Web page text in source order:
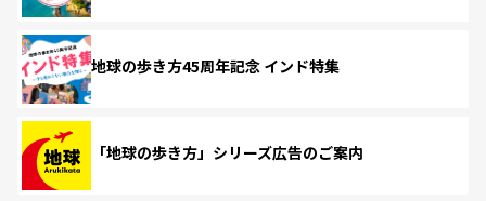
地球の歩き方45周年記念 インド特集
「地球の歩き方」シリーズ広告のご案内